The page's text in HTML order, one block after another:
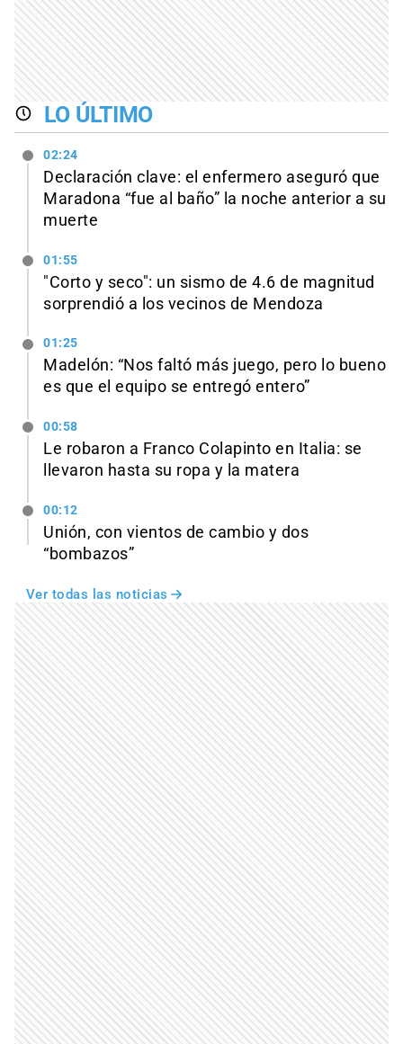
LO ÚLTIMO
02:24
Declaración clave: el enfermero aseguró que
Maradona “fue al baño” la noche anterior a su
muerte
01:55
"Corto y seco": un sismo de 4.6 de magnitud
sorprendió a los vecinos de Mendoza
01:25
Madelón: “Nos faltó más juego, pero lo bueno
es que el equipo se entregó entero”
00:58
Le robaron a Franco Colapinto en Italia: se
llevaron hasta su ropa y la matera
00:12
Unión, con vientos de cambio y dos
“bombazos”
Ver todas las noticias